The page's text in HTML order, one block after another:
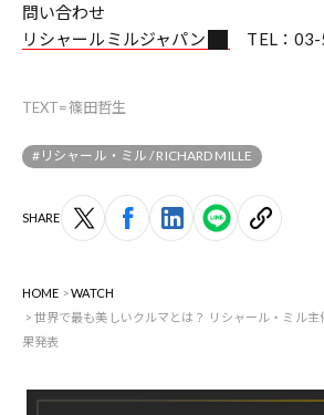
問い合わせ
リシャールミルジャパン
TEL：03-
TEXT=篠田哲生
#リシャール・ミル / RICHARD MILLE
SHARE
HOME
WATCH
世界で最も美しいクルマとは？ リシャール・ミル
果発表